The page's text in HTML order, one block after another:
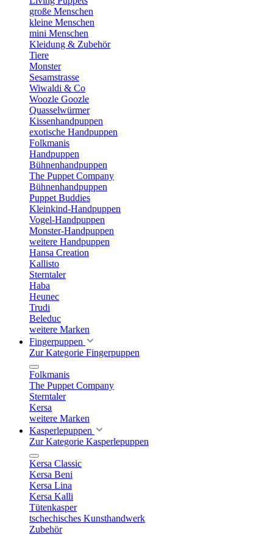
große Menschen
kleine Menschen
mini Menschen
Kleidung & Zubehör
Tiere
Monster
Sesamstrasse
Wiwaldi & Co
Woozle Goozle
Quasselwürmer
Kissenhandpuppen
exotische Handpuppen
Folkmanis
Handpuppen
Bühnenhandpuppen
The Puppet Company
Bühnenhandpuppen
Puppet Buddies
Kleinkind-Handpuppen
Vogel-Handpuppen
Monster-Handpuppen
weitere Handpuppen
Hansa Creation
Kallisto
Sterntaler
Haba
Heunec
Trudi
Beleduc
weitere Marken
Fingerpuppen
Zur Kategorie Fingerpuppen
Folkmanis
The Puppet Company
Sterntaler
Kersa
weitere Marken
Kasperlepuppen
Zur Kategorie Kasperlepuppen
Kersa Classic
Kersa Beni
Kersa Lina
Kersa Kalli
Tütenkasper
tschechisches Kunsthandwerk
Zubehör